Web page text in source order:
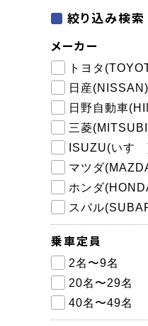
絞り込み検索
メーカー
トヨタ
日産(NISSAN)
日野自動車
三菱
ISUZU(いす
マツダ
ホンダ
スバル
乗車定員
2名〜9名
20名〜29名
40名〜49名